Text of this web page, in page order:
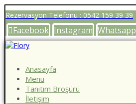
Rezervasyon Telefonu : 0542 159 39 39
Facebook Instagram Whatsapp
Anasayfa
Menü
Tanıtım Broşürü
İletişim